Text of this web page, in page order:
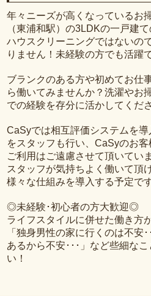
年々ニーズが高くなっているお
（東浦和駅）の3LDKの一戸建
ハウスクリーニングではないの
りません！未経験の方でも活躍
ブランクのある方や初めてお仕
ら働いてみませんか？洗濯やお
での経験を存分に活かしてくださ
CaSyでは相互評価システムを
をスタッフも行い、CaSyのお
ご利用はご遠慮させて頂いてい
スタッフが気持ちよく働いて頂
様々な仕組みを導入する予定で
◎未経験･初心者の方大歓迎◎
ライフスタイルに併せた働き方
「独身男性の家に行くのは不安
あるから不安･･･」など些細な
い！